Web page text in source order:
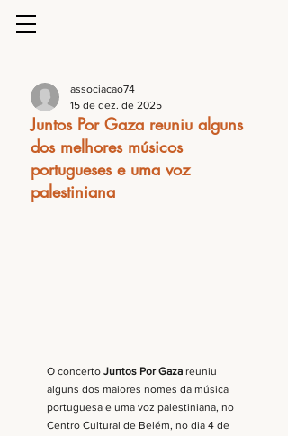
Juntos Por Gaza reuniu alguns
dos melhores músicos
portugueses e uma voz
palestiniana
associacao74
15 de dez. de 2025
O concerto Juntos Por Gaza reuniu
alguns dos maiores nomes da música
portuguesa e uma voz palestiniana, no
Centro Cultural de Belém, no dia 4 de